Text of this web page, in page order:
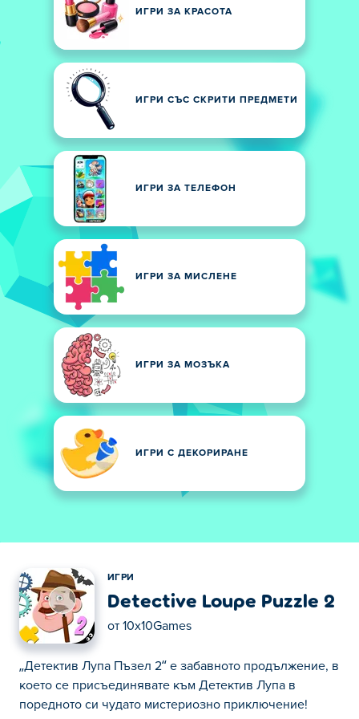
ИГРИ ЗА КРАСОТА
ИГРИ СЪС СКРИТИ ПРЕДМЕТИ
ИГРИ ЗА ТЕЛЕФОН
ИГРИ ЗА МИСЛЕНЕ
ИГРИ ЗА МОЗЪКА
ИГРИ С ДЕКОРИРАНЕ
ИГРИ
Detective Loupe Puzzle 2
от 10x10Games
„Детектив Лупа Пъзел 2“ е забавното продължение, в
което се присъединявате към Детектив Лупа в
поредното си чудато мистериозно приключение!